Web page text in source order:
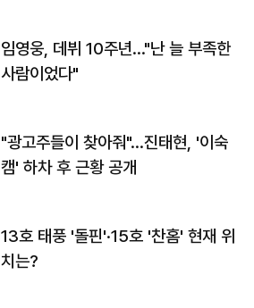
임영웅, 데뷔 10주년…"난 늘 부족한
사람이었다"
"광고주들이 찾아줘"…진태현, '이숙
캠' 하차 후 근황 공개
13호 태풍 '돌핀'·15호 '찬홈' 현재 위
치는?